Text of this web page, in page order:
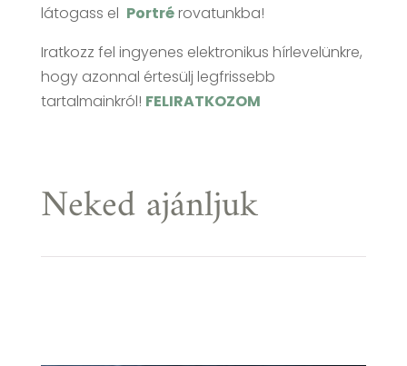
látogass el Portrérovatunkba!
Iratkozz fel ingyenes elektronikus hírlevelünkre,
hogy azonnal értesülj legfrissebb
tartalmainkról! FELIRATKOZOM
Neked ajánljuk